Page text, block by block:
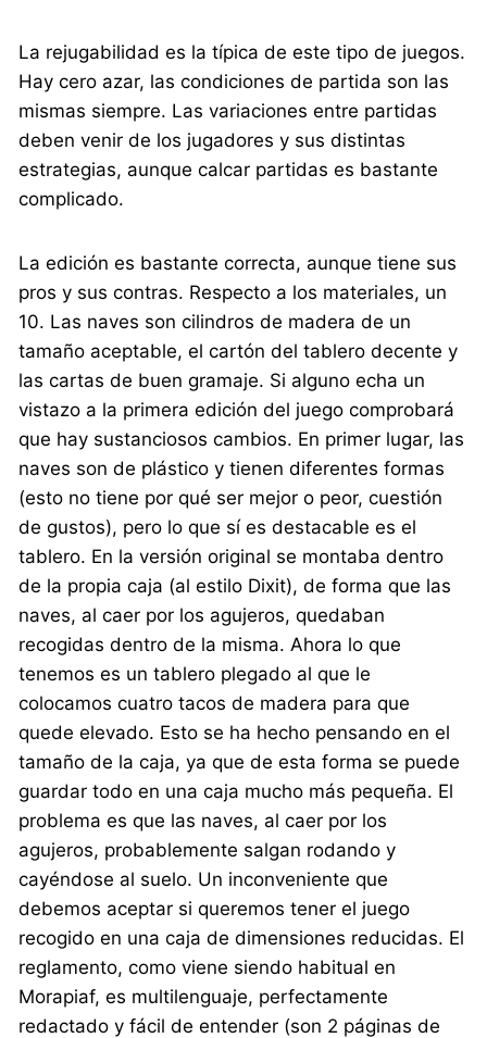
La rejugabilidad es la típica de este tipo de juegos.
Hay cero azar, las condiciones de partida son las
mismas siempre. Las variaciones entre partidas
deben venir de los jugadores y sus distintas
estrategias, aunque calcar partidas es bastante
complicado.
La edición es bastante correcta, aunque tiene sus
pros y sus contras. Respecto a los materiales, un
10. Las naves son cilindros de madera de un
tamaño aceptable, el cartón del tablero decente y
las cartas de buen gramaje. Si alguno echa un
vistazo a la primera edición del juego comprobará
que hay sustanciosos cambios. En primer lugar, las
naves son de plástico y tienen diferentes formas
(esto no tiene por qué ser mejor o peor, cuestión
de gustos), pero lo que sí es destacable es el
tablero. En la versión original se montaba dentro
de la propia caja (al estilo Dixit), de forma que las
naves, al caer por los agujeros, quedaban
recogidas dentro de la misma. Ahora lo que
tenemos es un tablero plegado al que le
colocamos cuatro tacos de madera para que
quede elevado. Esto se ha hecho pensando en el
tamaño de la caja, ya que de esta forma se puede
guardar todo en una caja mucho más pequeña. El
problema es que las naves, al caer por los
agujeros, probablemente salgan rodando y
cayéndose al suelo. Un inconveniente que
debemos aceptar si queremos tener el juego
recogido en una caja de dimensiones reducidas. El
reglamento, como viene siendo habitual en
Morapiaf, es multilenguaje, perfectamente
redactado y fácil de entender (son 2 páginas de